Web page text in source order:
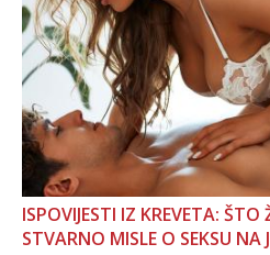
ISPOVIJESTI IZ KREVETA: ŠTO
STVARNO MISLE O SEKSU NA